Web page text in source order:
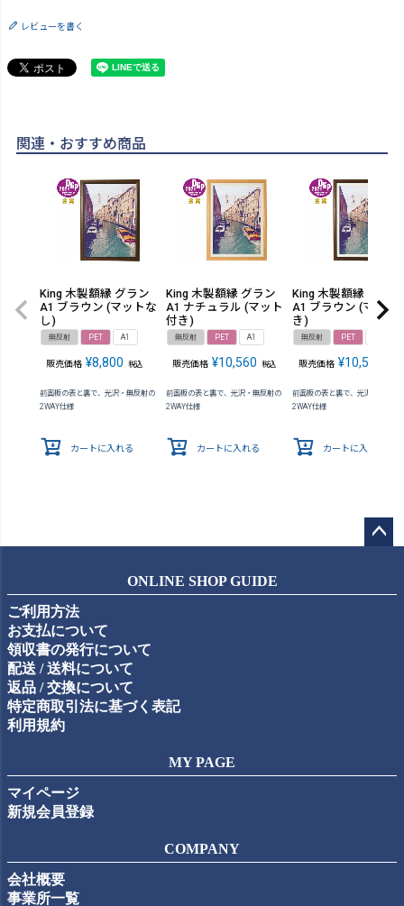
レビューを書く
関連・おすすめ商品
King 木製額縁 グラン
A1 ブラウン (マットな
し)
無反射 PET A1
販売価格 ¥8,800 税込
前面板の表と裏で、光沢・無反射の
2WAY仕様
カートに入れる
King 木製額縁 グラン
A1 ナチュラル (マット
付き)
無反射 PET A1
販売価格 ¥10,560 税込
前面板の表と裏で、光沢・無反射の
2WAY仕様
カートに入れる
King 木製額縁 グラン
A1 ブラウン (マット
き)
無反射 PET
販売価格 ¥10,560
前面板の表と裏で、光沢・無反射
2WAY仕様
カートに入れる
ップ
ONLINE SHOP GUIDE
ご利用方法
お支払について
領収書の発行について
配送 / 送料について
返品 / 交換について
特定商取引法に基づく表記
利用規約
MY PAGE
マイページ
新規会員登録
COMPANY
会社概要
事業所一覧